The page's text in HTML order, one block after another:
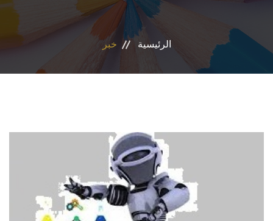
الرئيسية خبر